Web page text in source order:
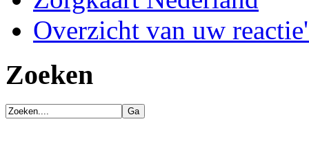
Overzicht van uw
Zoeken